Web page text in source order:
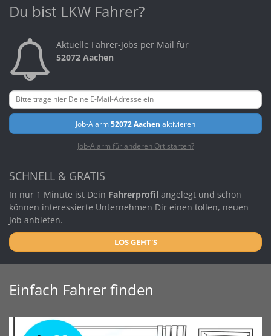
Du bist LKW Fahrer?
Aktuelle Fahrer-Jobs per Mail für
52072 Aachen
Job-Alarm52072 Aachen aktivieren
Job-Alarm für anderen Ort starten?
SCHNELL & GRATIS
In nur 1 Minute ist Dein Fahrerprofil angelegt und schon
können interessierte Unternehmen Dir einen tollen, neuen
Job anbieten.
LOS GEHT'S
Einfach Fahrer finden